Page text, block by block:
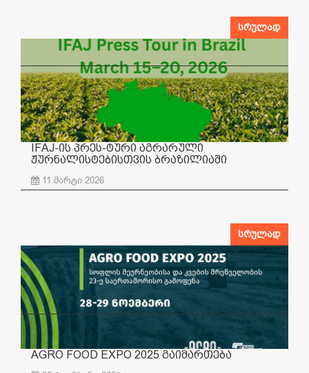
სრულად
IFAJ-ის პრეს-ტური აგრარული
ჟურნალისტებისთვის ბრაზილიაში
11 მარტი 2026
სრულად
AGRO FOOD EXPO 2025 გაიმართება